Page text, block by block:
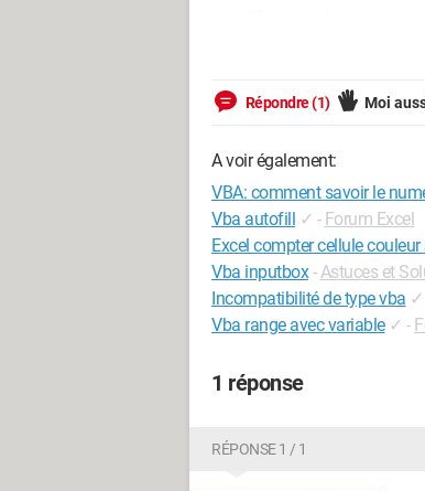
--
Passez en résolu si ça l'est!
Répondre (1) Moi
A voir également:
VBA: comment savoir le
Vba autofill ✓ - Forum Excel
Excel compter cellule
Vba inputbox -Astuces et
Incompatibilité de type vba ✓
Vba range avec variable ✓ -
1 réponse
RÉPONSE 1 / 1